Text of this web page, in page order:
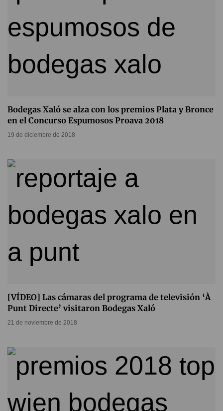
Bodegas Xaló se alza con los premios Plata y Bronce
en el Concurso Espumosos Proava 2018
19 de diciembre de 2018
[VÍDEO] Las cámaras del programa de televisión ‘À
Punt Directe’ visitaron Bodegas Xaló
21 de noviembre de 2018